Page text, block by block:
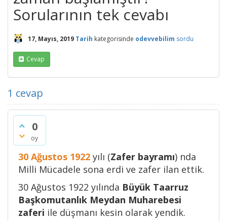
Sorularının tek cevabı
17, Mayıs, 2019 Tarih kategorisinde odevvebilim sordu
Cevap
1 cevap
0
oy
30 Ağustos 1922 yılı (Zafer bayramı) nda
Milli Mücadele sona erdi ve zafer ilan ettik.
30 Ağustos 1922 yılında Büyük Taarruz
Başkomutanlık Meydan Muharebesi
zaferi ile düşmanı kesin olarak yendik.